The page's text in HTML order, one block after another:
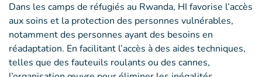
Dans les camps de réfugiés au Rwanda, HI favorise l’accès
aux soins et la protection des personnes vulnérables,
notamment des personnes ayant des besoins en
réadaptation. En facilitant l’accès à des aides techniques,
telles que des fauteuils roulants ou des cannes,